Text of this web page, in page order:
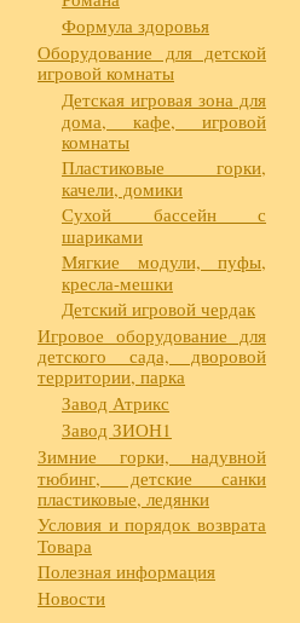
Формула здоровья
Оборудование для детской
игровой комнаты
Детская игровая зона для
дома, кафе, игровой
комнаты
Пластиковые горки,
качели, домики
Сухой бассейн с
шариками
Мягкие модули, пуфы,
кресла-мешки
Детский игровой чердак
Игровое оборудование для
детского сада, дворовой
территории, парка
Завод Атрикс
Завод ЗИОН1
Зимние горки, надувной
тюбинг, детские санки
пластиковые, ледянки
Условия и порядок возврата
Товара
Полезная информация
Новости